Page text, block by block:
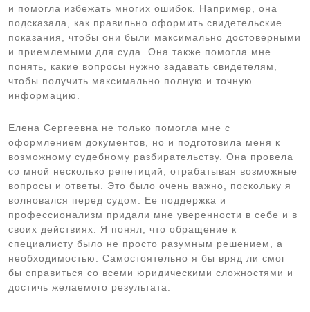
и помогла избежать многих ошибок. Например, она
подсказала, как правильно оформить свидетельские
показания, чтобы они были максимально достоверными
и приемлемыми для суда. Она также помогла мне
понять, какие вопросы нужно задавать свидетелям,
чтобы получить максимально полную и точную
информацию.
Елена Сергеевна не только помогла мне с
оформлением документов, но и подготовила меня к
возможному судебному разбирательству. Она провела
со мной несколько репетиций, отрабатывая возможные
вопросы и ответы. Это было очень важно, поскольку я
волновался перед судом. Ее поддержка и
профессионализм придали мне уверенности в себе и в
своих действиях. Я понял, что обращение к
специалисту было не просто разумным решением, а
необходимостью. Самостоятельно я бы вряд ли смог
бы справиться со всеми юридическими сложностями и
достичь желаемого результата.